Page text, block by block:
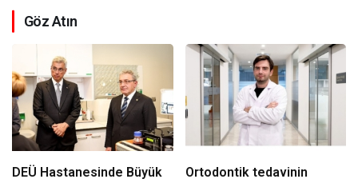
Göz Atın
DEÜ Hastanesinde Büyük
Ortodontik tedavinin